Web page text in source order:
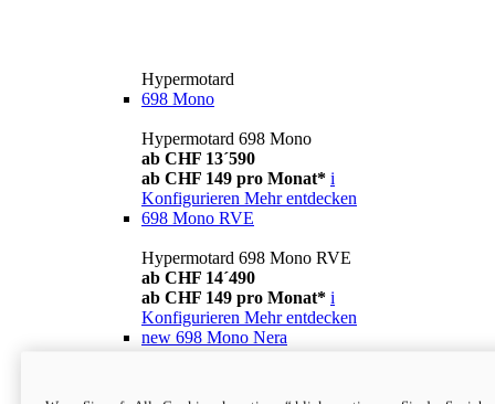
Hypermotard
698 Mono
Hypermotard 698 Mono
ab CHF 13´590
ab CHF 149 pro Monat* i
Konfigurieren Mehr entdecken
698 Mono RVE
Hypermotard 698 Mono RVE
ab CHF 14´490
ab CHF 149 pro Monat* i
Konfigurieren Mehr entdecken
new 698 Mono Nera
ab CHF 13´990